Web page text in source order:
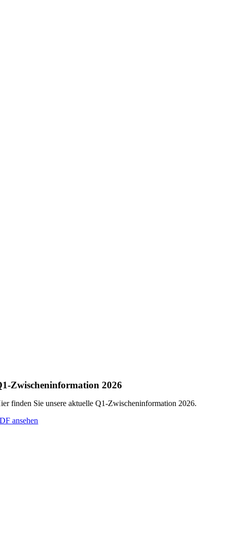
Zwischeninformation 2026
finden Sie unsere aktuelle Q1‑Zwischeninformation 2026.
ansehen